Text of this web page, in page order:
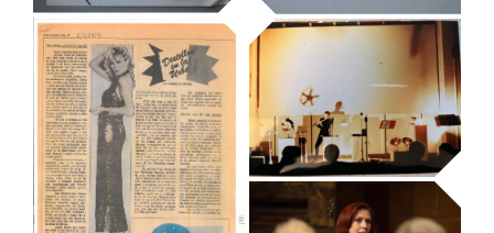
Los Psicópatas
del Norte, pòster
en paper, tirada
limitada
Mostres temporals
Tendre Trembles
Mostres temporals